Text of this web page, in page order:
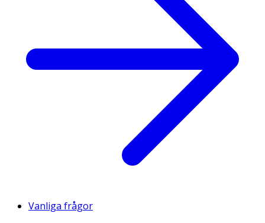
Vanliga frågor